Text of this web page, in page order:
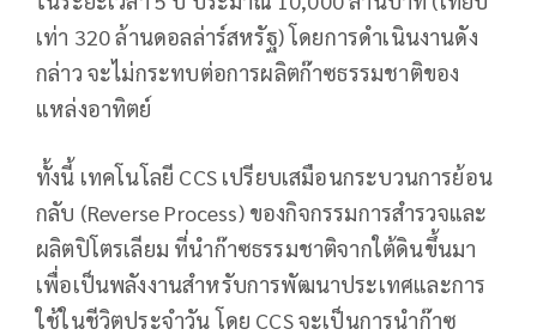
เท่า 320 ล้านดอลล่าร์สหรัฐ) โดยการดำเนินงานดัง
กล่าว จะไม่กระทบต่อการผลิตก๊าซธรรมชาติของ
แหล่งอาทิตย์
ทั้งนี้ เทคโนโลยี CCS เปรียบเสมือนกระบวนการย้อน
กลับ (Reverse Process) ของกิจกรรมการสำรวจและ
ผลิตปิโตรเลียม ที่นำก๊าซธรรมชาติจากใต้ดินขึ้นมา
เพื่อเป็นพลังงานสำหรับการพัฒนาประเทศและการ
ใช้ในชีวิตประจำวัน โดย CCS จะเป็นการนำก๊าซ